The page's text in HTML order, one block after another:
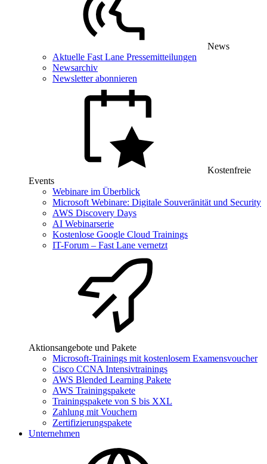
News
Aktuelle Fast Lane Pressemitteilungen
Newsarchiv
Newsletter abonnieren
Kostenfreie
Events
Webinare im Überblick
Microsoft Webinare: Digitale Souveränität und Security
AWS Discovery Days
AI Webinarserie
Kostenlose Google Cloud Trainings
IT-Forum – Fast Lane vernetzt
Aktionsangebote und Pakete
Microsoft-Trainings mit kostenlosem Examensvoucher
Cisco CCNA Intensivtrainings
AWS Blended Learning Pakete
AWS Trainingspakete
Trainingspakete von S bis XXL
Zahlung mit Vouchern
Zertifizierungspakete
Unternehmen